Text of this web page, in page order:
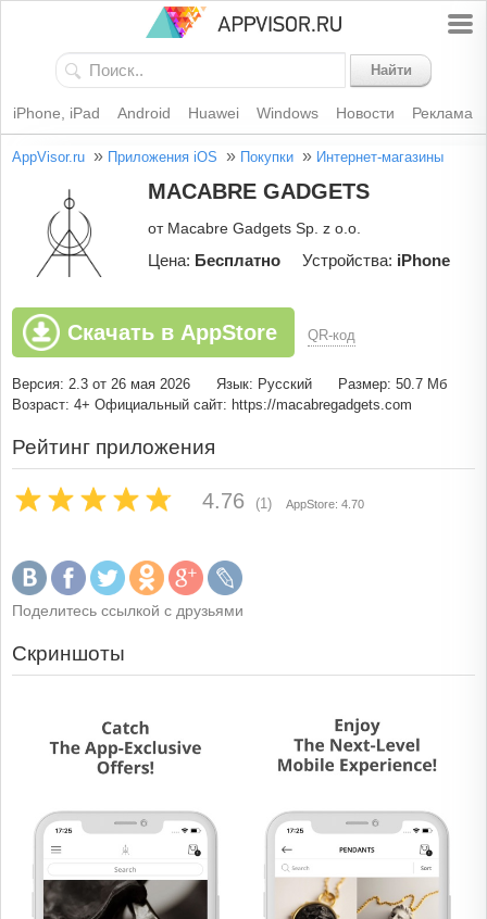
Найти
iPhone, iPad Android Huawei Windows Новости Реклама
AppVisor.ru » Приложения iOS » Покупки » Интернет-магазины
MACABRE GADGETS
от Macabre Gadgets Sp. z o.o.
Цена: Бесплатно Устройства: iPhone
Скачать в AppStore QR-код
Версия: 2.3 от 26 мая 2026 Язык: Русский
Размер: 50.7 Мб
Возраст: 4+ Официальный сайт: https://macabregadgets.com
Рейтинг приложения
4.76 (1) AppStore: 4.70
Поделитесь ссылкой с друзьями
Скриншоты